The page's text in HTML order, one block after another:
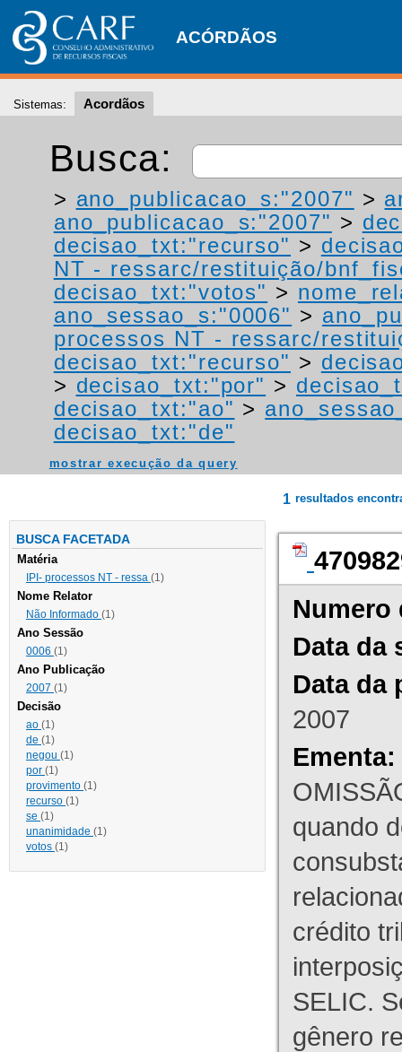
ACÓRDÃOS
Sistemas: Acordãos
Busca:
> ano_publicacao_s:"2007" >
ano_publicacao_s:"2007" >
decisao_txt:"recurso" >
NT - ressarc/restituição/
decisao_txt:"votos" >
ano_sessao_s:"0006" >
processos NT - ressarc/
decisao_txt:"recurso" >
> decisao_txt:"por" >
decisao_txt:"ao" >
decisao_txt:"de"
mostrar execução da query
BUSCA FACETADA
Matéria
IPI- processos NT - ressa (1)
Nome Relator
Não Informado (1)
Ano Sessão
0006 (1)
Ano Publicação
2007 (1)
Decisão
ao (1)
de (1)
negou (1)
por (1)
provimento (1)
recurso (1)
se (1)
unanimidade (1)
votos (1)
1 resultados
Numero
Data da
Data da
2007
Ementa:
quando
crédito
SELIC.
gênero